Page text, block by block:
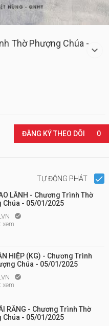
Thờ Phượng Chúa -
ĐĂNG KÝ THEO DÕI 0
TỰ ĐỘNG PHÁT
LÃNH - Chương Trình Thờ
Chúa - 05/01/2025

xem
HIỆP (KG) - Chương Trình
Chúa - 05/01/2025

xem
RĂNG - Chương Trình Thờ
Chúa - 05/01/2025